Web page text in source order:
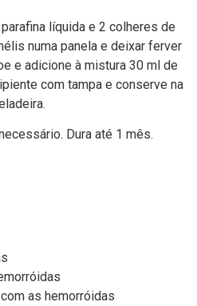
líquida e 2 colheres de
numa panela e deixar ferver
e adicione à mistura 30 ml de
com tampa e conserve na
Dura até 1 mês.
as hemorróidas